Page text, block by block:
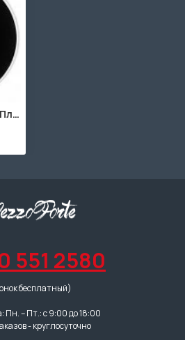
BD20MX2B MX2 Black Пластик для маршевого бас-барабана 20", Evans
551 2580
бесплатный)
Пн. – Пт.: с 9:00 до 18:00
- круглосуточно